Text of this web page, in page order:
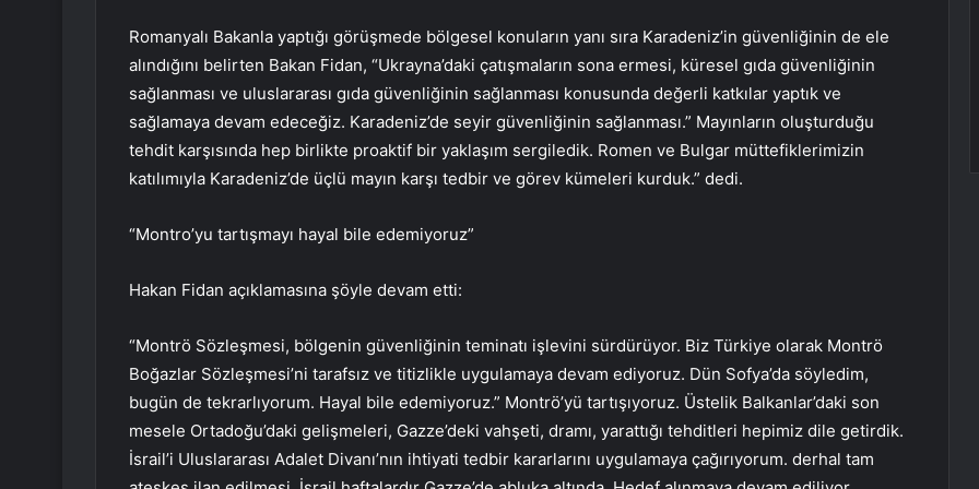
Romanyalı Bakanla yaptığı görüşmede bölgesel konuların yanı sıra Karadeniz’in güvenliğinin de ele
alındığını belirten Bakan Fidan, “Ukrayna’daki çatışmaların sona ermesi, küresel gıda güvenliğinin
sağlanması ve uluslararası gıda güvenliğinin sağlanması konusunda değerli katkılar yaptık ve
sağlamaya devam edeceğiz. Karadeniz’de seyir güvenliğinin sağlanması.” Mayınların oluşturduğu
tehdit karşısında hep birlikte proaktif bir yaklaşım sergiledik. Romen ve Bulgar müttefiklerimizin
katılımıyla Karadeniz’de üçlü mayın karşı tedbir ve görev kümeleri kurduk.” dedi.
“Montro’yu tartışmayı hayal bile edemiyoruz”
Hakan Fidan açıklamasına şöyle devam etti:
“Montrö Sözleşmesi, bölgenin güvenliğinin teminatı işlevini sürdürüyor. Biz Türkiye olarak Montrö
Boğazlar Sözleşmesi’ni tarafsız ve titizlikle uygulamaya devam ediyoruz. Dün Sofya’da söyledim,
bugün de tekrarlıyorum. Hayal bile edemiyoruz.” Montrö’yü tartışıyoruz. Üstelik Balkanlar’daki son
mesele Ortadoğu’daki gelişmeleri, Gazze’deki vahşeti, dramı, yarattığı tehditleri hepimiz dile getirdik.
İsrail’i Uluslararası Adalet Divanı’nın ihtiyati tedbir kararlarını uygulamaya çağırıyorum. derhal tam